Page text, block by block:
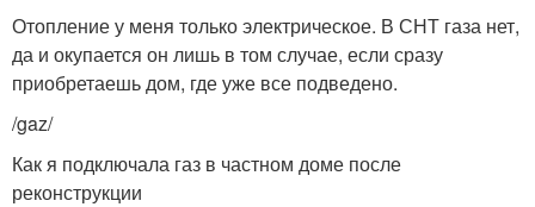
Отопление у меня только электрическое. В СНТ газа нет,
да и окупается он лишь в том случае, если сразу
приобретаешь дом, где уже все подведено.
/gaz/
Как я подключала газ в частном доме после
реконструкции